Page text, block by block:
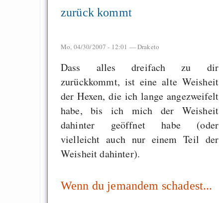
zurück kommt
Mo, 04/30/2007 - 12:01 —Draketo
Dass alles dreifach zu dir
zurückkommt, ist eine alte Weisheit
der Hexen, die ich lange angezweifelt
habe, bis ich mich der Weisheit
dahinter geöffnet habe (oder
vielleicht auch nur einem Teil der
Weisheit dahinter).
Wenn du jemandem schadest...